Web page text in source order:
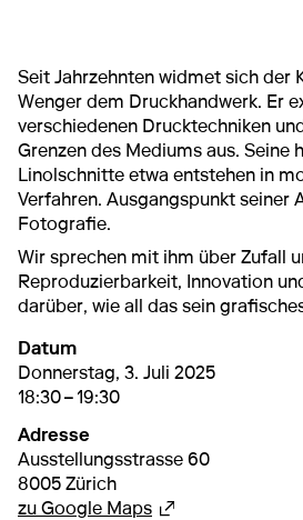
Seit Jahrzehnten widmet sich der
Wenger dem Druckhandwerk. Er
verschiedenen Drucktechniken
Grenzen des Mediums aus. Seine
Linolschnitte etwa entstehen in
Verfahren. Ausgangspunkt seiner
Fotografie.
Wir sprechen mit ihm über Zufall
Reproduzierbarkeit, Innovation
darüber, wie all das sein
Datum
3. Juli 202518:30 – 19:30
Donnerstag, 3. Juli 2025
18:30 – 19:30
Adresse
Ausstellungsstrasse 60
8005 Zürich
zu Google MapsExterner Link